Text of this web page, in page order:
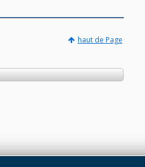
haut de Page